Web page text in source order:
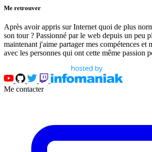
Me retrouver
Après avoir appris sur Internet quoi de plus
son tour ? Passionné par le web depuis un peu
maintenant j'aime partager mes compétences et
avec les personnes qui ont cette même passion
Me contacter